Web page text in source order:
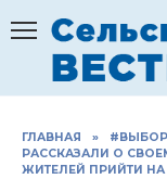
содержанию
ГЛАВНАЯ »
РАССКАЗАЛИ О
ЖИТЕЛЕЙ ПРИЙТИ